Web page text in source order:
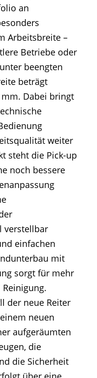
an
Arbeitsbreite –
Betriebe oder
beengten
beträgt
Dabei bringt
weiter
steht die Pick-up
noch bessere
verstellbar
einfachen
mit
sorgt für mehr
der neue Reiter
neuen
aufgeräumten
die
die Sicherheit